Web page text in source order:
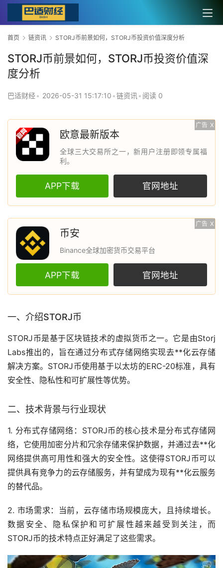
首页 链资讯 STORJ币前景如何，STORJ币投资价值深度分析
STORJ币前景如何，STORJ币投资价值深
度分析
巴适财经• 2026-05-31 15:17:10 •链资讯 • 阅读 0
广告 X
欧意最新版本
全球三大交易所之一，新用户注册即领专属福
利。
APP下载 官网地址
广告 X
币安
Binance全球加密货币交易平台
APP下载 官网地址
一、介绍STORJ币
STORJ币是基于区块链技术的虚拟货币之一。它是由Storj
Labs推出的，旨在通过分布式存储网络实现去**化云存储
解决方案。STORJ币使用基于以太坊的ERC-20标准，具有
安全性、隐私性和可扩展性等优势。
二、技术背景与行业现状
1. 分布式存储网络：STORJ币的核心技术是分布式存储网
络，它使用加密分片和冗余存储来保护数据，并通过去**化
网络提供高可用性和强大的安全性。这使得STORJ币可以
提供具有竞争力的云存储服务，并有望成为现有**化云服务
的替代品。
2. 市场需求：当前，云存储市场规模庞大，且持续增长。
数据安全、隐私保护和可扩展性越来越受到关注，而
STORJ币的技术特点正好满足了这些需求。